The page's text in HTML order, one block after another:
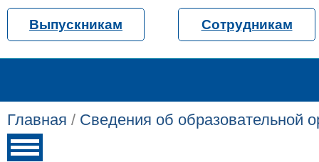
Выпускникам Сотрудникам
Главная / Сведения об образовательной